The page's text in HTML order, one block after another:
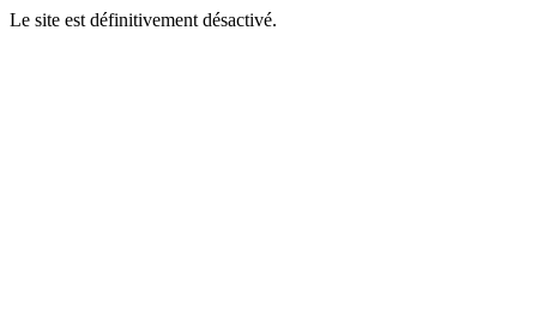
Le site est définitivement désactivé.